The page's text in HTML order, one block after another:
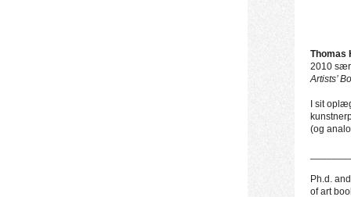
Thomas
2010
Artists’
I sit
(og
Ph.d.
of art